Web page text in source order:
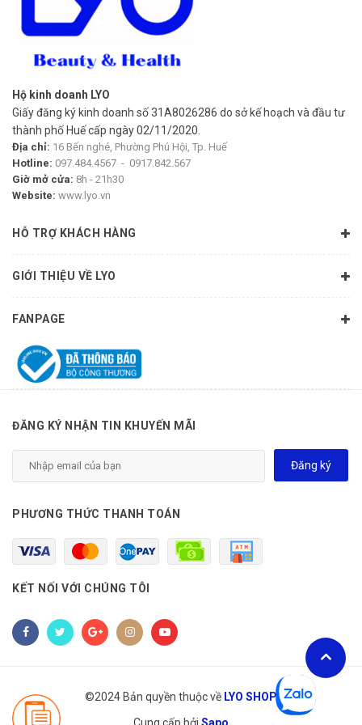
Quốc gia sản xuất: Nga
Balashikha city, Moscow region, 143985, Russian Federation
Hướng dẫn sử dụng
Lắc đều chai trước khi dùng.
Thấm nước tẩy trang vào bông và lau nhẹ nhàng vùng mặt,
Rửa lại với nước sạch nếu cần.
Sử dụng mỗi ngày để làm sạch da hiệu quả.
trước khi sử dụng toàn mặt.
Hiệu quả có thể khác nhau tùy vào cơ địa mỗi người.
Hộ kinh doanh LYO
Giấy đăng ký kinh doanh số 31A8026286 do sở kế hoạch và đầu tư
thành phố Huế cấp ngày 02/11/2020.
Địa chỉ: 16 Bến nghé, Phường Phú Hội, Tp. Huế
Hotline: 097.484.4567 - 0917.842.567
Giờ mở cửa: 8h - 21h30
Website: www.lyo.vn
HỖ TRỢ KHÁCH HÀNG
GIỚI THIỆU VỀ LYO
FANPAGE
ĐĂNG KÝ NHẬN TIN KHUYẾN MÃI
Đăng ký
PHƯƠNG THỨC THANH TOÁN
KẾT NỐI VỚI CHÚNG TÔI
©2024 Bản quyền thuộc về LYO SHOP